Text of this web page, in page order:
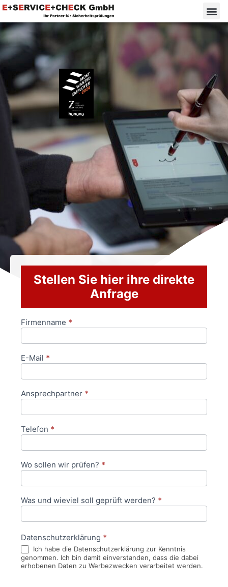
Stellen Sie hier ihre direkte
Anfrage
Anfrageformular
Firmenname *
E-Mail *
Ansprechpartner *
Telefon *
Wo sollen wir prüfen? *
Was und wieviel soll geprüft werden? *
Datenschutzerklärung *
Ich habe die Datenschutzerklärung zur Kenntnis
genommen. Ich bin damit einverstanden, dass die dabei
erhobenen Daten zu Werbezwecken verarbeitet werden.